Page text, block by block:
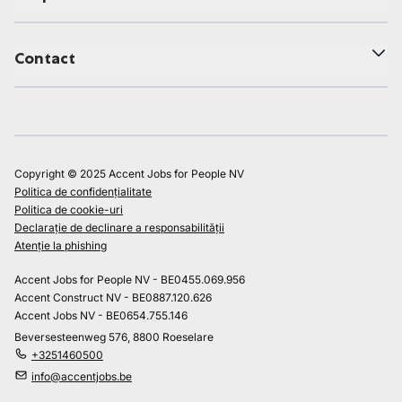
Contact
Copyright © 2025 Accent Jobs for People NV
Politica de confidențialitate
Politica de cookie-uri
Declarație de declinare a responsabilității
Atenție la phishing
Accent Jobs for People NV - BE0455.069.956
Accent Construct NV - BE0887.120.626
Accent Jobs NV - BE0654.755.146
Beversesteenweg 576, 8800 Roeselare
+3251460500
info@accentjobs.be